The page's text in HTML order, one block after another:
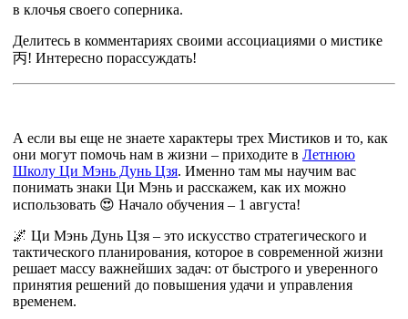
в клочья своего соперника.
Делитесь в комментариях своими ассоциациями о мистике
丙! Интересно порассуждать!
А если вы еще не знаете характеры трех Мистиков и то, как
они могут помочь нам в жизни – приходите в Летнюю
Школу Ци Мэнь Дунь Цзя. Именно там мы научим вас
понимать знаки Ци Мэнь и расскажем, как их можно
использовать 😍 Начало обучения – 1 августа!
🌌 Ци Мэнь Дунь Цзя – это искусство стратегического и
тактического планирования, которое в современной жизни
решает массу важнейших задач: от быстрого и уверенного
принятия решений до повышения удачи и управления
временем.